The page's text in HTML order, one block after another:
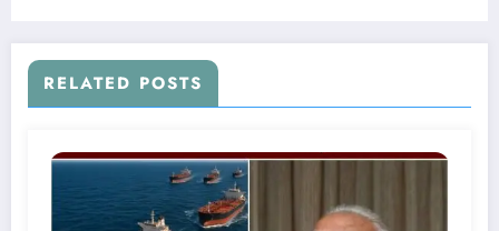
RELATED POSTS